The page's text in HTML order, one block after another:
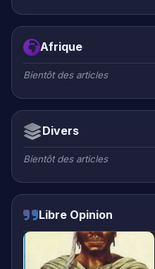
Divers
Libre Opinion
Le Cas de Bobacar
Biro "heros"